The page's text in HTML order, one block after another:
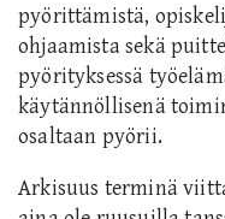
pyörittämistä,
ohjaamista sekä
pyörityksessä
käytännöllisenä
osaltaan pyörii.
Arkisuus terminä